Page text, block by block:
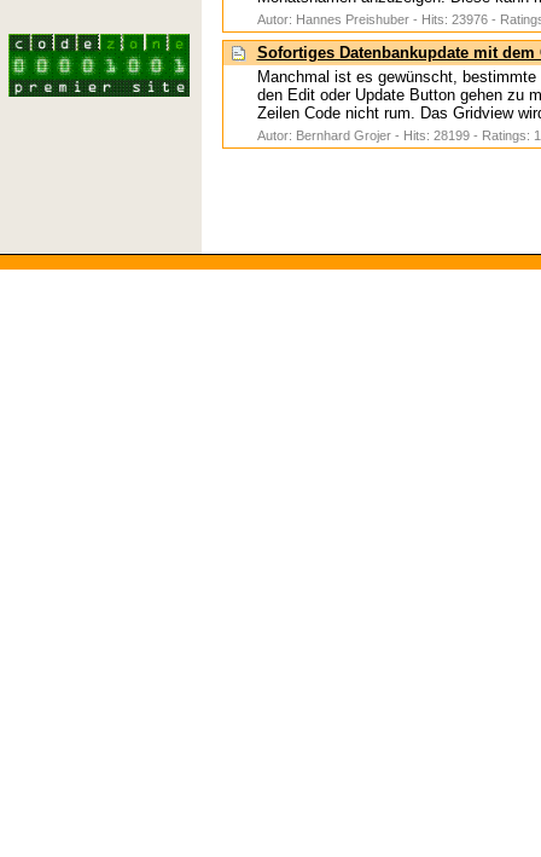
Autor: Hannes Preishuber - Hits: 23976 -
Sofortiges Datenbankupdate mit
Manchmal ist es gewünscht,
den Edit oder Update Button gehen zu
Zeilen Code nicht rum. Das Gridview
Autor: Bernhard Grojer - Hits: 28199 - Ratings: